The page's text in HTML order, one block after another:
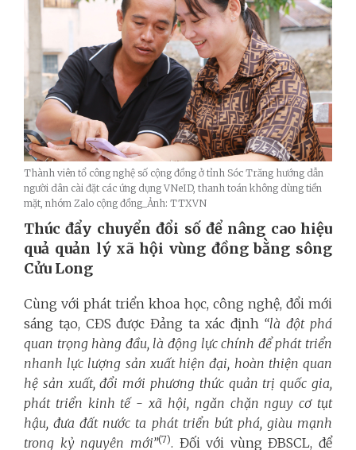
Thành viên tổ công nghệ số cộng đồng ở tỉnh Sóc Trăng hướng dẫn
người dân cài đặt các ứng dụng VNeID, thanh toán không dùng tiền
mặt, nhóm Zalo cộng đồng_Ảnh: TTXVN
Thúc đẩy chuyển đổi số để nâng cao hiệu
quả quản lý xã hội vùng đồng bằng sông
Cửu Long
Cùng với phát triển khoa học, công nghệ, đổi mới
sáng tạo, CĐS được Đảng ta xác định “là đột phá
quan trọng hàng đầu, là động lực chính để phát triển
nhanh lực lượng sản xuất hiện đại, hoàn thiện quan
hệ sản xuất, đổi mới phương thức quản trị quốc gia,
phát triển kinh tế - xã hội, ngăn chặn nguy cơ tụt
hậu, đưa đất nước ta phát triển bứt phá, giàu mạnh
trong kỷ nguyên mới”(7). Đối với vùng ĐBSCL, để